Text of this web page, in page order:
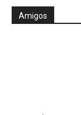
Amigos